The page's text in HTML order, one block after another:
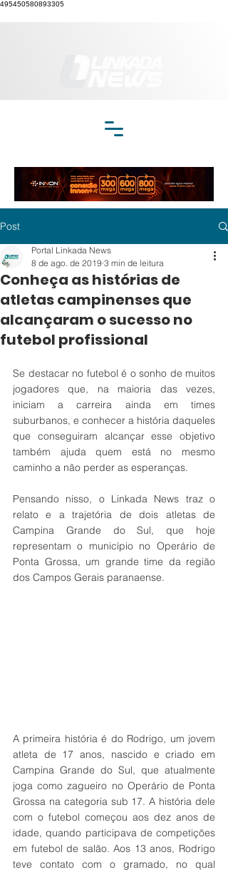
495450580893305
Post
Conheça as histórias de
atletas campinenses que
alcançaram o sucesso no
futebol profissional
Portal Linkada News
8 de ago. de 2019 3 min de leitura
Se destacar no futebol é o sonho de muitos
jogadores que, na maioria das vezes,
iniciam a carreira ainda em times
suburbanos, e conhecer a história daqueles
que conseguiram alcançar esse objetivo
também ajuda quem está no mesmo
caminho a não perder as esperanças.
Pensando nisso, o Linkada News traz o
relato e a trajetória de dois atletas de
Campina Grande do Sul, que hoje
representam o município no Operário de
Ponta Grossa, um grande time da região
dos Campos Gerais paranaense.
A primeira história é do Rodrigo, um jovem
atleta de 17 anos, nascido e criado em
Campina Grande do Sul, que atualmente
joga como zagueiro no Operário de Ponta
Grossa na categoria sub 17. A história dele
com o futebol começou aos dez anos de
idade, quando participava de competições
em futebol de salão. Aos 13 anos, Rodrigo
teve contato com o gramado, no qual